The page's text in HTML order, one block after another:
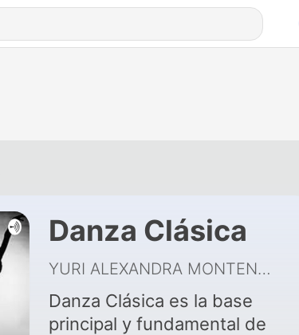
Danza Clásica
YURI ALEXANDRA MONTENEGRO MOSQUERA
Danza Clásica es la base
principal y fundamental de